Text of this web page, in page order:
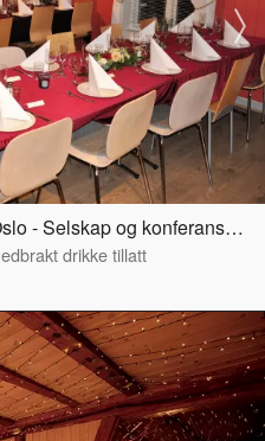
Grendehuset i Korsgata 16, Oslo - Selskap og konferanselokale
drikke tillatt